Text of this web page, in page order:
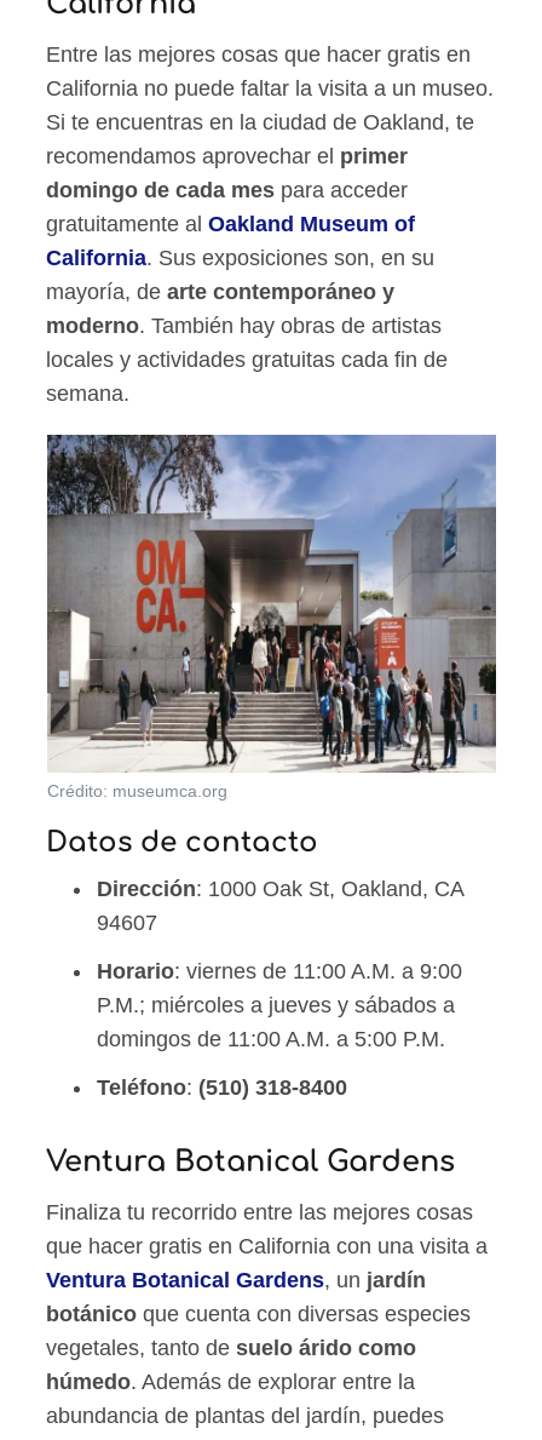
Entre las mejores cosas que hacer gratis en
California no puede faltar la visita a un museo.
Si te encuentras en la ciudad de Oakland, te
recomendamos aprovechar el primer
domingo de cada mes para acceder
gratuitamente alOakland Museum of
California. Sus exposiciones son, en su
mayoría, dearte contemporáneo y
moderno. También hay obras de artistas
locales y actividades gratuitas cada fin de
semana.
Crédito: museumca.org
Datos de contacto
Dirección: 1000 Oak St, Oakland, CA
94607
Horario: viernes de 11:00 A.M. a 9:00
P.M.; miércoles a jueves y sábados a
domingos de 11:00 A.M. a 5:00 P.M.
Teléfono: (510) 318-8400
Ventura Botanical Gardens
Finaliza tu recorrido entre las mejores cosas
que hacer gratis en California con una visita a
Ventura Botanical Gardens, un jardín
botánico que cuenta con diversas especies
vegetales, tanto desuelo árido como
húmedo. Además de explorar entre la
abundancia de plantas del jardín, puedes